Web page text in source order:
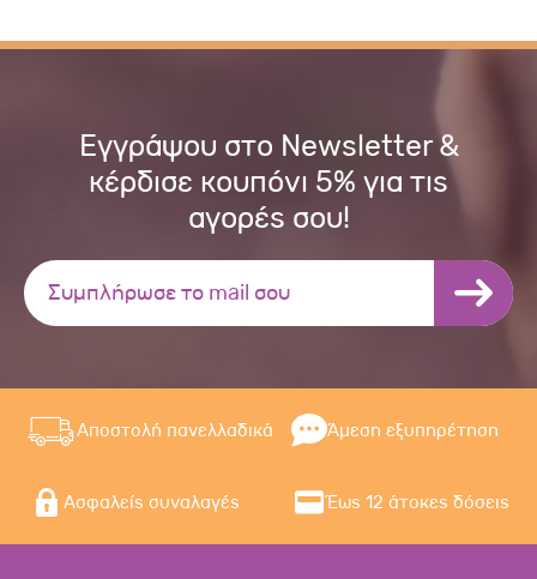
Εγγράψου στο Newsletter &
κέρδισε κουπόνι 5% για τις
αγορές σου!
Αποστολή πανελλαδικά Άμεση εξυπηρέτηση
Ασφαλείς συναλαγές Έως 12 άτοκες δόσεις